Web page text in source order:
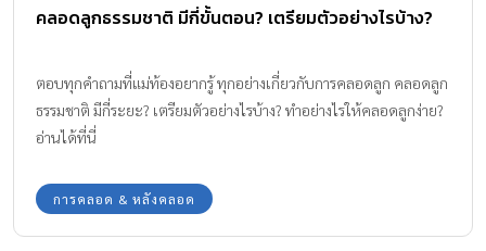
คลอดลูกธรรมชาติ มีกี่ขั้นตอน? เตรียมตัวอย่างไรบ้าง?
ตอบทุกคำถามที่แม่ท้องอยากรู้ ทุกอย่างเกี่ยวกับการคลอดลูก คลอดลูก
ธรรมชาติ มีกี่ระยะ? เตรียมตัวอย่างไรบ้าง? ทำอย่างไรให้คลอดลูกง่าย?
อ่านได้ที่นี่
การคลอด & หลังคลอด